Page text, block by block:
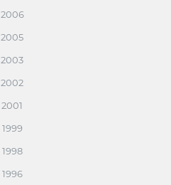
2006
2005
2003
2002
2001
1999
1998
1996